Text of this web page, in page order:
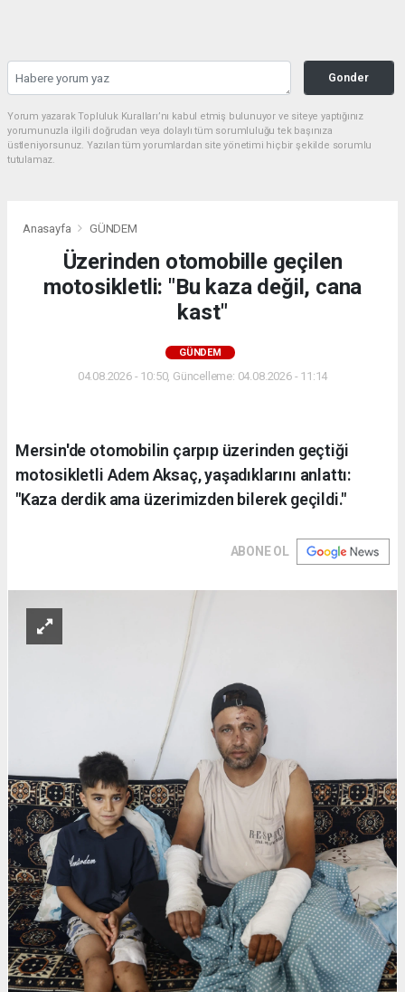
Gonder
Yorum yazarak Topluluk Kuralları’nı kabul etmiş bulunuyor ve siteye yaptığınız
yorumunuzla ilgili doğrudan veya dolaylı tüm sorumluluğu tek başınıza
üstleniyorsunuz. Yazılan tüm yorumlardan site yönetimi hiçbir şekilde sorumlu
tutulamaz.
Anasayfa GÜNDEM
Üzerinden otomobille geçilen
motosikletli: "Bu kaza değil, cana
kast"
GÜNDEM
04.08.2026 - 10:50, Güncelleme: 04.08.2026 - 11:14
Mersin'de otomobilin çarpıp üzerinden geçtiği
motosikletli Adem Aksaç, yaşadıklarını anlattı:
"Kaza derdik ama üzerimizden bilerek geçildi."
ABONE OL